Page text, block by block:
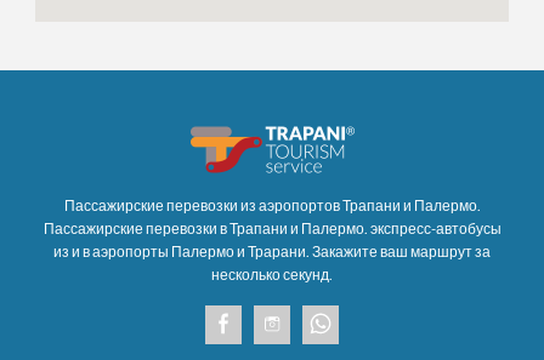
Пассажирские перевозки из аэропортов Трапани и Палермо.
Пассажирские перевозки в Трапани и Палермо. экспресс-автобусы
из и в аэропорты Палермо и Трарани. Закажите ваш маршрут за
несколько секунд.